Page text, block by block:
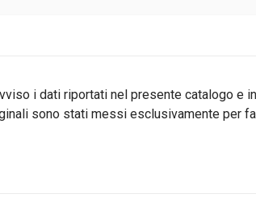
i dati riportati nel presente catalogo e
sono stati messi esclusivamente per